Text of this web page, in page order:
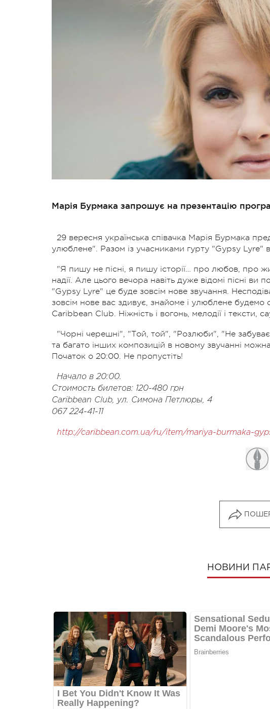
Марія Бурмака запрошує на презентацію
29 вересня українська співачка Марія Бурмака
улюблене". Разом із учасниками гурту "Gypsy Lyre"
"Я пишу не пісні, я пишу історії… про любов, про
надії. Але цього вечора навіть дуже відомі пісні ви
"Gypsy Lyre" це буде зовсім нове звучання.
зовсім нове вас здивує, знайоме і улюблене
Caribbean Club. Ніжність і вогонь, мелодії і тексти,
"Чорні черешні", "Той, той", "Розлюби", "Не
та багато інших композицій в новому звучанні
Початок о 20:00. Не пропустіть!
Начало в 20:00.
Стоимость билетов: 120-480 грн
Caribbean Club, ул. Симона Петлюры, 4
067 224-41-11
http://caribbean.com.ua/ru/item/mariya-burmaka-
НОВИНИ